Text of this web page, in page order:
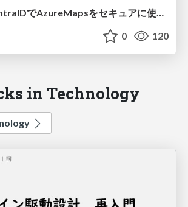
MapLibre＆EntraIDでAzureMapsをセキュアに使おう
0 120
in Technology